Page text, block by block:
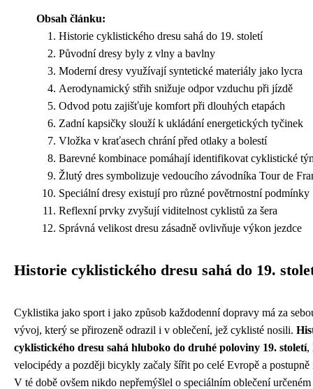
Obsah článku:
Historie cyklistického dresu sahá do 19. století
Původní dresy byly z vlny a bavlny
Moderní dresy využívají syntetické materiály jako lycra
Aerodynamický střih snižuje odpor vzduchu při jízdě
Odvod potu zajišťuje komfort při dlouhých etapách
Zadní kapsičky slouží k ukládání energetických tyčinek
Vložka v kraťasech chrání před otlaky a bolestí
Barevné kombinace pomáhají identifikovat cyklistické
Žlutý dres symbolizuje vedoucího závodníka Tour de
Speciální dresy existují pro různé povětrnostní podmínky
Reflexní prvky zvyšují viditelnost cyklistů za šera
Správná velikost dresu zásadně ovlivňuje výkon jezdce
Historie cyklistického dresu sahá do 19.
Cyklistika jako sport i jako způsob každodenní dopravy má za
vývoj, který se přirozeně odrazil i v oblečení, jež cyklisté nosili.
cyklistického dresu sahá hluboko do druhé poloviny 19. století,
velocipédy a později bicykly začaly šířit po celé Evropě a postupně
V té době ovšem nikdo nepřemýšlel o speciálním oblečení